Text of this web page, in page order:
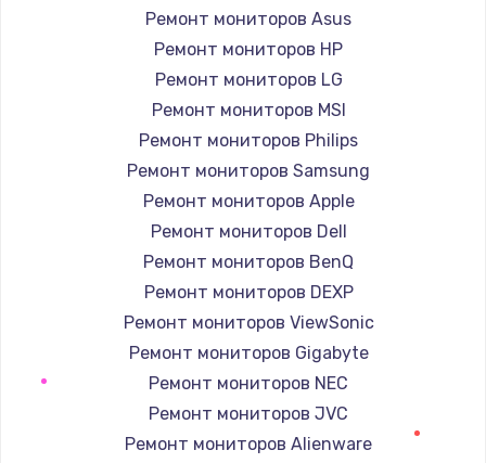
Замена лотка Flash
750 руб.
Замена лотка SIM
790 руб.
Заказать
Замена северного моста
2300 руб.
Заказать
Восстановление данных
990 руб.
Ремонт мониторов Asus
Ремонт мониторов HP
Ремонт мониторов LG
Ремонт мониторов MSI
Ремонт мониторов Philips
Ремонт мониторов Samsung
Ремонт мониторов Apple
Ремонт мониторов Dell
Ремонт мониторов BenQ
Ремонт мониторов DEXP
Ремонт мониторов ViewSonic
Ремонт мониторов Gigabyte
Ремонт мониторов NEC
Ремонт мониторов JVC
Ремонт мониторов Alienware